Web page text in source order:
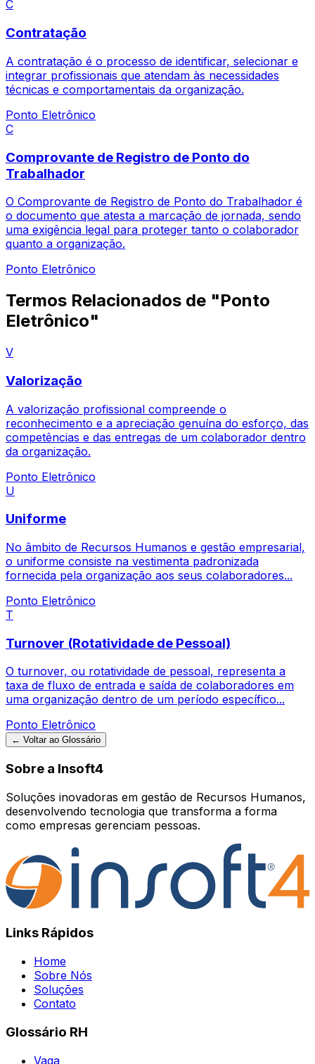
C
Contratação
A contratação é o processo de identificar, selecionar e
integrar profissionais que atendam às necessidades
técnicas e comportamentais da organização.
Ponto Eletrônico
C
Comprovante de Registro de Ponto do
Trabalhador
O Comprovante de Registro de Ponto do Trabalhador é
o documento que atesta a marcação de jornada, sendo
uma exigência legal para proteger tanto o colaborador
quanto a organização.
Ponto Eletrônico
Termos Relacionados de "Ponto
Eletrônico"
V
Valorização
A valorização profissional compreende o
reconhecimento e a apreciação genuína do esforço, das
competências e das entregas de um colaborador dentro
da organização.
Ponto Eletrônico
U
Uniforme
No âmbito de Recursos Humanos e gestão empresarial,
o uniforme consiste na vestimenta padronizada
fornecida pela organização aos seus colaboradores...
Ponto Eletrônico
T
Turnover (Rotatividade de Pessoal)
O turnover, ou rotatividade de pessoal, representa a
taxa de fluxo de entrada e saída de colaboradores em
uma organização dentro de um período específico...
Ponto Eletrônico
← Voltar ao Glossário
Sobre a Insoft4
Soluções inovadoras em gestão de Recursos Humanos,
desenvolvendo tecnologia que transforma a forma
como empresas gerenciam pessoas.
Links Rápidos
Home
Sobre Nós
Soluções
Contato
Glossário RH
Vaga